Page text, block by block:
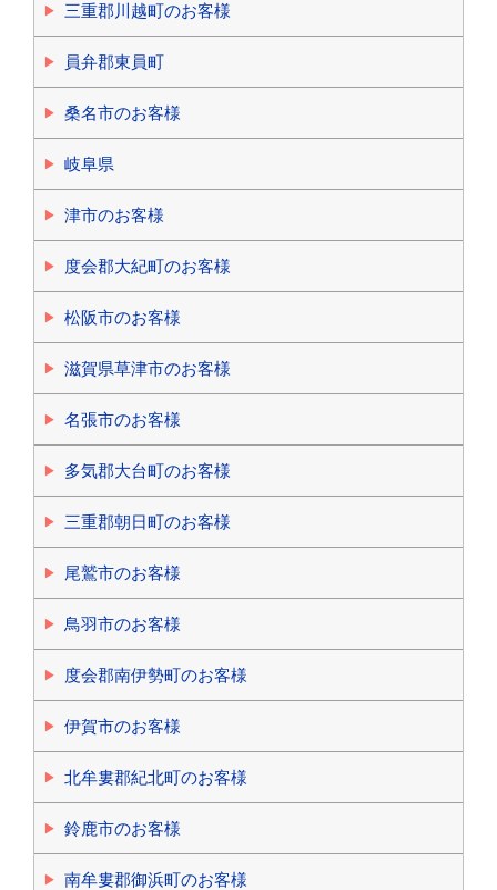
三重郡川越町のお客様
員弁郡東員町
桑名市のお客様
岐阜県
津市のお客様
度会郡大紀町のお客様
松阪市のお客様
滋賀県草津市のお客様
名張市のお客様
多気郡大台町のお客様
三重郡朝日町のお客様
尾鷲市のお客様
鳥羽市のお客様
度会郡南伊勢町のお客様
伊賀市のお客様
北牟婁郡紀北町のお客様
鈴鹿市のお客様
南牟婁郡御浜町のお客様